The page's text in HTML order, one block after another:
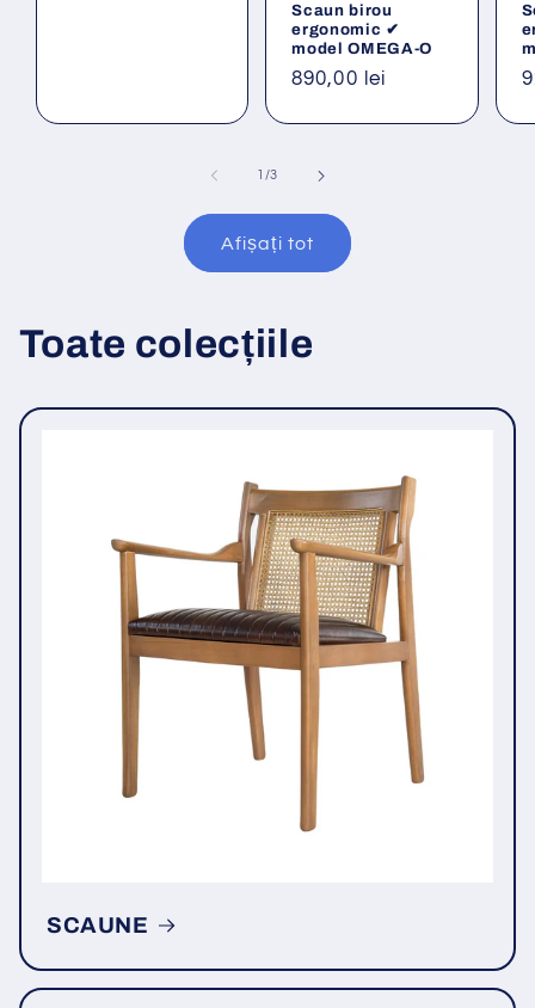
Scaun birou
ergonomic ✔
model OMEGA-O
Preț
890,00 lei
1 /din
3
Afișați tot
Toate colecțiile
SCAUNE